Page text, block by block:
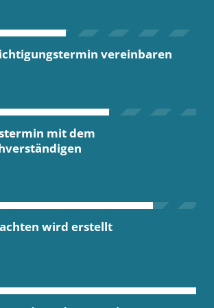
vereinbaren
mit dem
wird erstellt